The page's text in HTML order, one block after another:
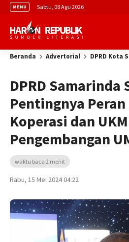
MENU Sabtu, 08 Agu 2026
Beranda Advertorial DPRD Kota
DPRD Samarinda
Pentingnya Peran
Koperasi dan
Pengembangan
waktu baca 2 menit
Rabu, 15 Mei 2024 04:22